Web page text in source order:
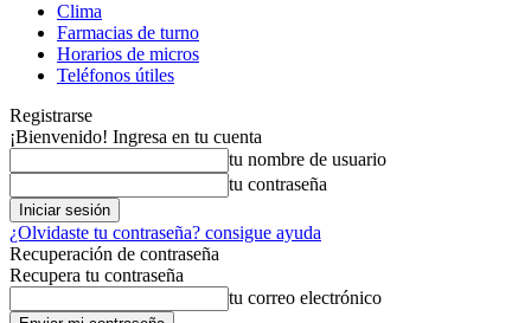
Clima
Farmacias de turno
Horarios de micros
Teléfonos útiles
Registrarse
¡Bienvenido! Ingresa en tu cuenta
tu nombre de usuario
tu contraseña
¿Olvidaste tu contraseña? consigue ayuda
Recuperación de contraseña
Recupera tu contraseña
tu correo electrónico